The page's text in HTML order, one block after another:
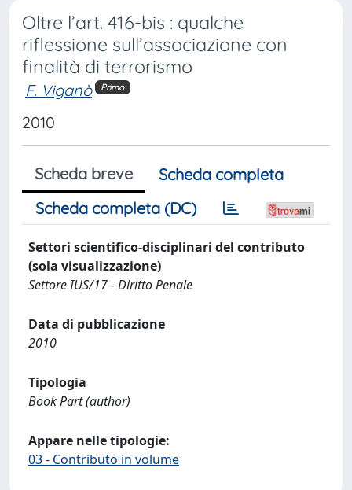
Oltre l’art. 416-bis : qualche
riflessione sull’associazione con
finalità di terrorismo
F. Viganò Primo
2010
Scheda breve
Scheda completa
Scheda completa (DC)
Settori scientifico-disciplinari del contributo
(sola visualizzazione)
Settore IUS/17 - Diritto Penale
Data di pubblicazione
2010
Tipologia
Book Part (author)
Appare nelle tipologie:
03 - Contributo in volume